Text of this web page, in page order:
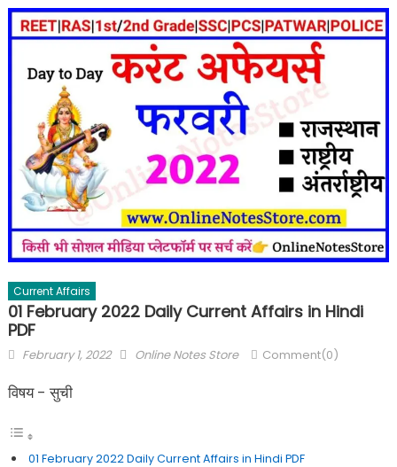
Current Affairs
01 February 2022 Daily Current Affairs in Hindi
PDF
February 1, 2022 Online Notes Store Comment(0)
विषय - सुची
01 February 2022 Daily Current Affairs in Hindi PDF